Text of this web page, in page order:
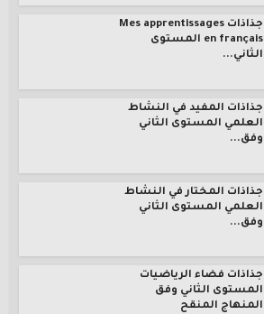
جذاذات Mes apprentissages
en français المستوى
الثاني...
جذاذات المفيد في النشاط
العلمي المستوى الثاني
وفق...
جذاذات المختار في النشاط
العلمي المستوى الثاني
وفق...
جذاذات فضاء الرياضيات
المستوى الثاني وفق
المنهاج المنقح